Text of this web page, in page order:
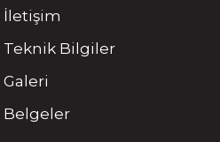
İletişim
Teknik Bilgiler
Galeri
Belgeler